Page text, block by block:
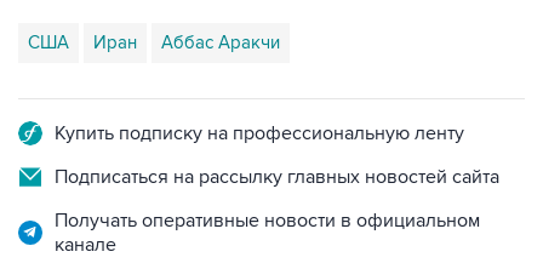
США Иран Аббас Аракчи
Купить подписку на профессиональную ленту
Подписаться на рассылку главных новостей сайта
Получать оперативные новости в официальном
канале